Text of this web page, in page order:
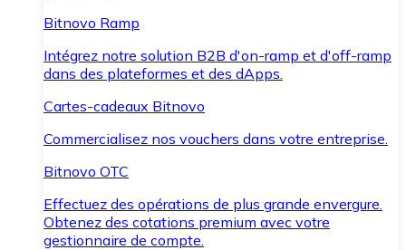
Bitnovo Ramp
Intégrez notre solution B2B d'on-ramp et d'off-ramp
dans des plateformes et des dApps.
Cartes-cadeaux Bitnovo
Commercialisez nos vouchers dans votre entreprise.
Bitnovo OTC
Effectuez des opérations de plus grande envergure.
Obtenez des cotations premium avec votre
gestionnaire de compte.